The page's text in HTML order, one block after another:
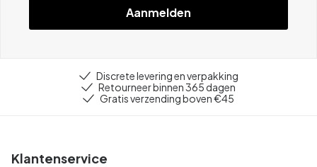
Aanmelden
Discrete levering en verpakking
Retourneer binnen 365 dagen
Gratis verzending boven €45
Klantenservice